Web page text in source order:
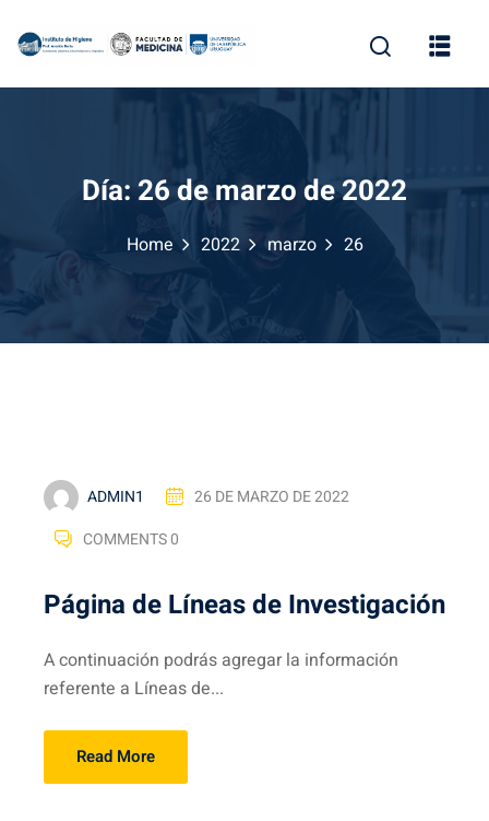
Día: 26 de marzo de 2022
Home 2022 marzo 26
ADMIN1
26 DE MARZO DE 2022
COMMENTS 0
Página de Líneas de Investigación
A continuación podrás agregar la información
referente a Líneas de...
Read More